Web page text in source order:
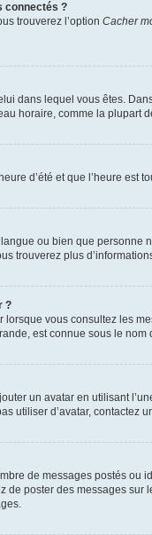
connectés ?
trouverez l’option Cacher
dans lequel vous êtes.
horaire, comme la plupart
d’été et que l’heure
ou bien que
trouverez plus
?
vous consultez les
est connue sous le
un avatar en utilisant
utiliser d’avatar, contactez
de messages postés
de poster des messages